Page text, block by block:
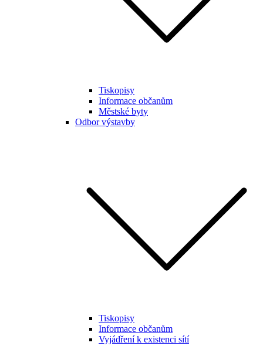
Tiskopisy
Informace občanům
Městské byty
Odbor výstavby
Tiskopisy
Informace občanům
Vyjádření k existenci sítí